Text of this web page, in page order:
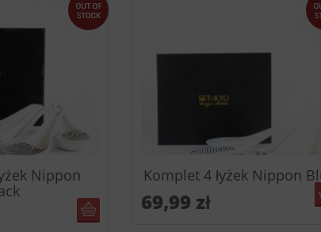
Nippon
BRAK W MAGAZYNIE
Komplet 4 łyżek Nippon
69,99 zł